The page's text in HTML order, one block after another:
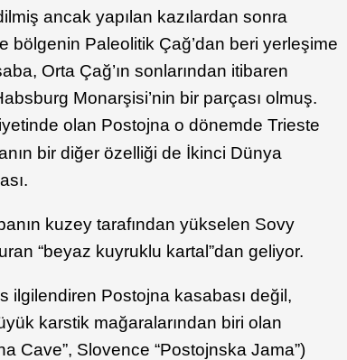
ancak yapılan kazılardan sonra
bölgenin Paleolitik Çağ’dan beri yerleşime
Orta Çağ’ın sonlarından itibaren
Monarşisi’nin bir parçası olmuş.
olan Postojna o dönemde Trieste
bir diğer özelliği de İkinci Dünya
kuzey tarafından yükselen Sovy
“beyaz kuyruklu kartal”dan geliyor.
ilgilendiren Postojna kasabası değil,
karstik mağaralarından biri olan
Cave”, Slovence “Postojnska Jama”)